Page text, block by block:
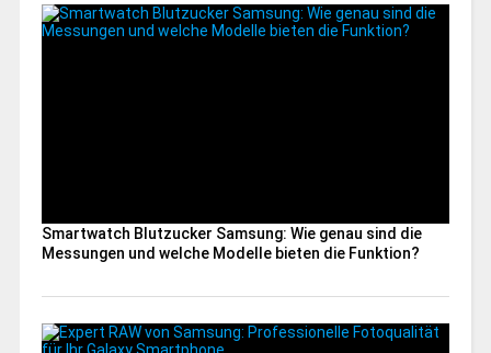
Smartwatch Blutzucker Samsung: Wie genau sind die
Messungen und welche Modelle bieten die Funktion?